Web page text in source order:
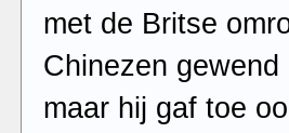
met de Britse
Chinezen
maar hij gaf toe